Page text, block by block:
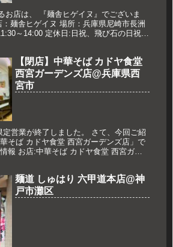
お店は、 『麺舎ヒゲイヌ』でございま
麺舎ヒゲイヌ 場所：兵庫県尼崎市長洲
～14:00 定休日:日祝、飛び石の日祝に
【閉店】中華そば カドヤ食堂
西宮ガーデンズ店@兵庫県西
宮市
営業が終了しました。 さて、今回ご紹
そば カドヤ食堂 西宮ガーデンズ店」で
報 お店:中華そば カドヤ食堂 西宮ガー
麺道 しゅはり 六甲道本店@神
戸市灘区